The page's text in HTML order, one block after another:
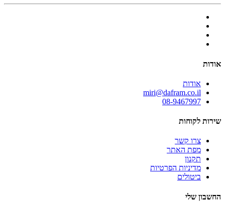
אודות
אודות
miri@dafram.co.il
08-9467997
שירות לקוחות
צרו קשר
מפת האתר
תקנון
מדיניות הפרטיות
ביטולים
החשבון שלי